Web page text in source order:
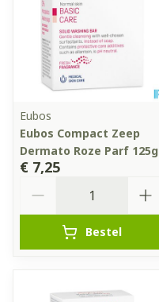
Eubos
Eubos Compact Zeep
Dermato Roze Parf 125g
€ 7,25
Bestel